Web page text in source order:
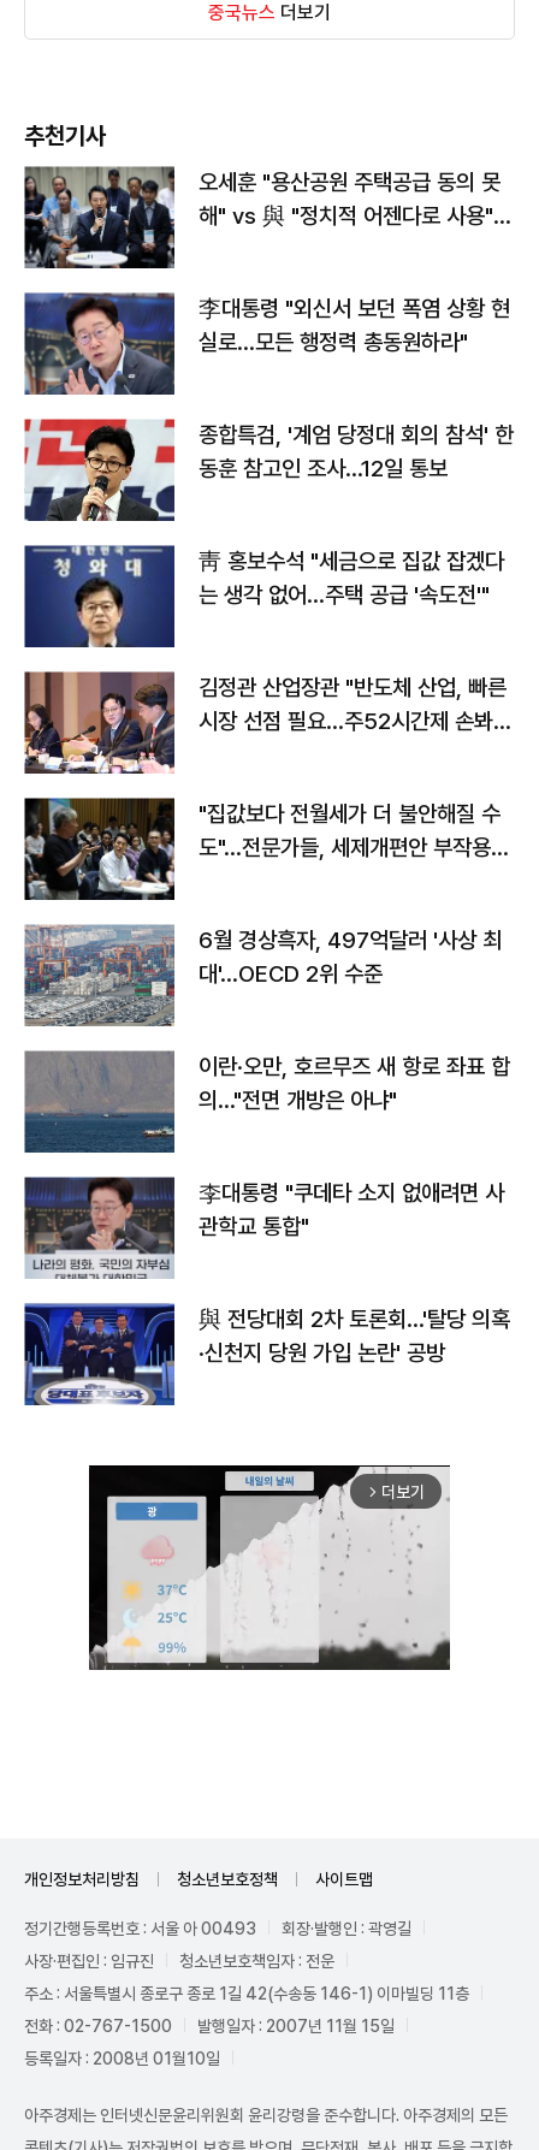
중국뉴스 더보기
추천기사
오세훈 "용산공원 주택공급 동의 못
해" vs 與 "정치적 어젠다로 사용"
李대통령 "외신서 보던 폭염 상황 현
실로…모든 행정력 총동원하라"
종합특검, '계엄 당정대 회의 참석' 한
동훈 참고인 조사...12일 통보
靑 홍보수석 "세금으로 집값 잡겠다
는 생각 없어…주택 공급 '속도전'"
김정관 산업장관 "반도체 산업, 빠른
시장 선점 필요…주52시간제 손봐
"집값보다 전월세가 더 불안해질 수
도"…전문가들, 세제개편안 부작용
6월 경상흑자, 497억달러 '사상 최
대'…OECD 2위 수준
이란·오만, 호르무즈 새 항로 좌표 합
의…"전면 개방은 아냐"
李대통령 "쿠데타 소지 없애려면 사
관학교 통합"
與 전당대회 2차 토론회…'탈당 의혹
·신천지 당원 가입 논란' 공방
arrow_forward_ios 더보기
개인정보처리방침 청소년보호정책 사이트맵
정기간행등록번호 : 서울 아 00493
회장·발행인 : 곽영길
사장·편집인 : 임규진
청소년보호책임자 : 전운
주소 : 서울특별시 종로구 종로 1길 42(수송동 146-1) 이마빌딩 11층
전화 : 02-767-1500
발행일자 : 2007년 11월 15일
등록일자 : 2008년 01월10일
아주경제는 인터넷신문윤리위원회 윤리강령을 준수합니다. 아주경제의 모든